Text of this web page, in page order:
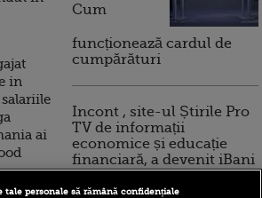
in
ai
Cum
funcționează cardul de
cumpărături
Incont , site-ul Știrile Pro
TV de informații
economice și educație
financiară, a devenit iBani
tale personale să rămână confidențiale